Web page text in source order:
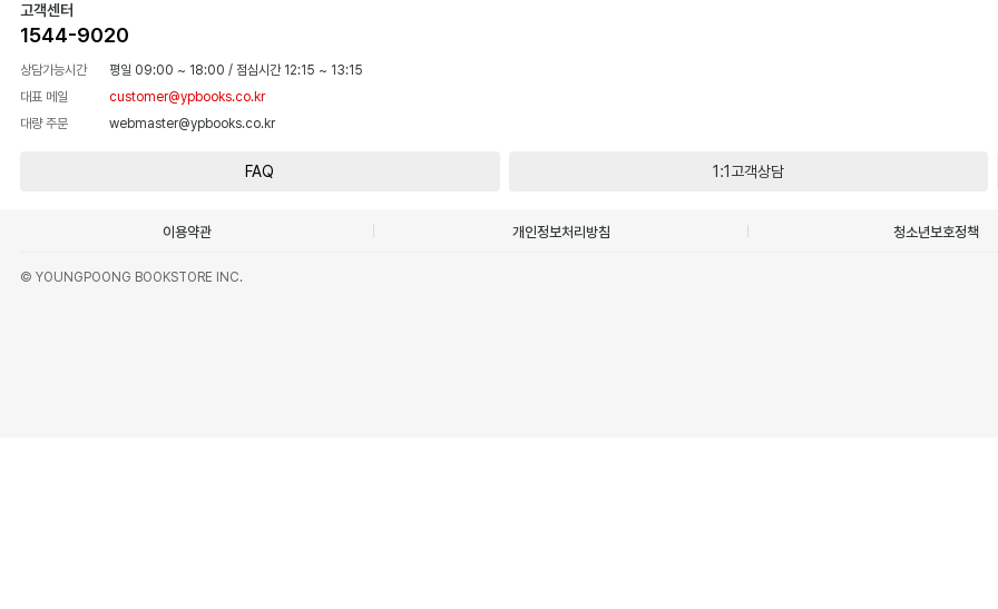
고객센터
1544-9020
상담가능시간 평일 09:00 ~ 18:00 / 점심시간 12:15 ~ 13:15
대표 메일
customer@ypbooks.co.kr
대량 주문
webmaster@ypbooks.co.kr
FAQ 1:1고객상담
이용약관 개인정보처리방침 청소년보호정책
© YOUNGPOONG BOOKSTORE INC.